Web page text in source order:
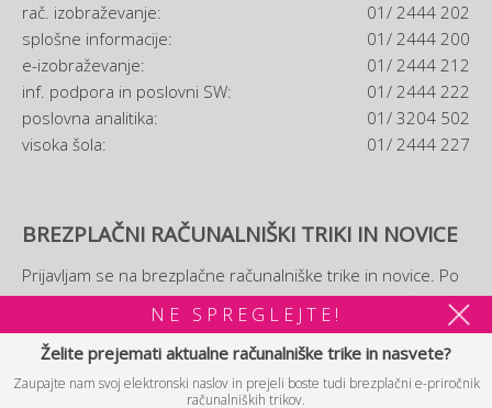
rač. izobraževanje:
01/ 2444 202
splošne informacije:
01/ 2444 200
e-izobraževanje:
01/ 2444 212
inf. podpora in poslovni SW:
01/ 2444 222
poslovna analitika:
01/ 3204 502
visoka šola:
01/ 2444 227
BREZPLAČNI RAČUNALNIŠKI TRIKI IN NOVICE
Prijavljam se na brezplačne računalniške trike in novice. Po
prijavi si boste lahko ogledali tudi brezplačnie-priročnik
računalniških trikov.
PRIJAVA
NE SPREGLEJTE!
Želite prejemati aktualne računalniške trike in nasvete?
Zaupajte nam svoj elektronski naslov in prejeli boste tudi brezplačni e-priročnik
računalniških trikov.